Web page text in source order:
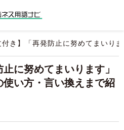
付き】「再発防止に努めてまいり
に努めてまいります」
い方・言い換えまで紹